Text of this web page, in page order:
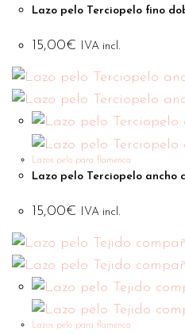
Lazo pelo Terciopelo fino
15,00€ IVA incl.
Lazos pelo para flamenca
Lazo pelo Terciopelo ancho
15,00€ IVA incl.
Lazos pelo para flamenca